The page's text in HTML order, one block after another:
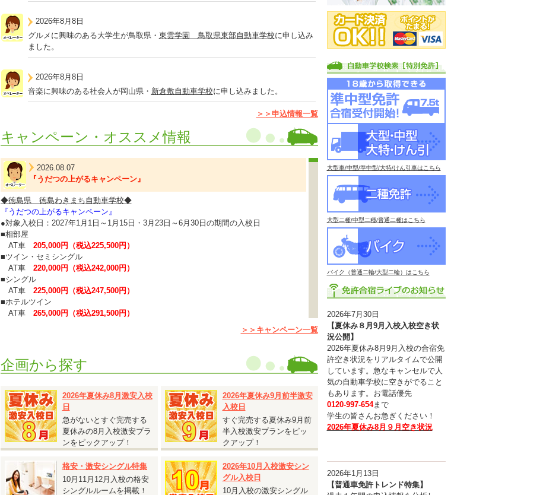
2026年8月8日
グルメに興味のある大学生が鳥取県・ 東雲学園 鳥取県東部自動車学校に申し込み
ました。
2026年8月8日
音楽に興味のある社会人が岡山県・ 新倉敷自動車学校に申し込みました。
＞＞申込情報一覧
キャンペーン・オススメ情報
2026.08.07
『うだつの上がるキャンペーン』
◆徳島県 徳島わきまち自動車学校◆
『うだつの上がるキャンペーン』
●対象入校日：2027年1月1日～1月15日・3月23日～6月30日の期間の入校日
■相部屋
AT車 205,000円（税込225,500円）
■ツイン・セミシングル
AT車 220,000円（税込242,000円）
■シングル
AT車 225,000円（税込247,500円）
■ホテルツイン
AT車265,000円（税込291,500円）
※普通二輪免許を所持されている方は、上記料金より税込5,500円引きとなります。
※グル割との併用可能です。
2026.08.06
『女性限定！個室無料キャンペーン！』
◆静岡県 掛川自動車学校◆
『女性限定！個室無料キャンペーン！』
●対象入校日：2026年10月13日～11月14日
■シングル・ツイン
AT車240,000円（税込264,000円）
＞＞キャンペーン一覧
企画から探す
2026年夏休み8月激安入校
日
急がないとすぐ完売する
夏休みの8月入校激安プラ
ンをピックアップ！
2026年夏休み9月前半激安
入校日
すぐ完売する夏休み9月前
半入校激安プランをピッ
クアップ！
格安・激安シングル特集
10月11月12月入校の格安
シングルルームを掲載！
2026年10月入校激安シン
グル入校日
10月入校の激安シングル
大型車/中型/準中型/大特/けん引車はこちら
大型二種/中型二種/普通二種はこちら
バイク（普通二輪/大型二輪）はこちら
2026年7月30日
【夏休み８月9月入校入校空き状
況公開】
2026年夏休み8月9月入校の合宿免
許空き状況をリアルタイムで公開
しています。急なキャンセルで人
気の自動車学校に空きがでること
もあります。お電話優先
0120-997-654まで
学生の皆さんお急ぎください！
2026年夏休み8月９月空き状況
2026年1月13日
【普通車免許トレンド特集】